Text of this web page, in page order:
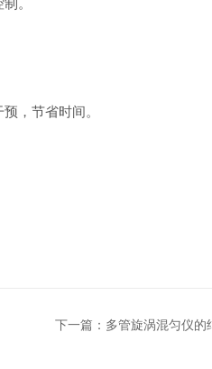
。
，节省时间。
下一篇： 多管旋涡混匀仪的